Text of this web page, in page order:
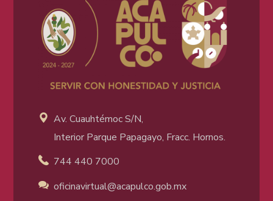
Av. Cuauhtémoc S/N,
Interior Parque Papagayo, Fracc. Hornos.
744 440 7000
oficinavirtual@acapulco.gob.mx